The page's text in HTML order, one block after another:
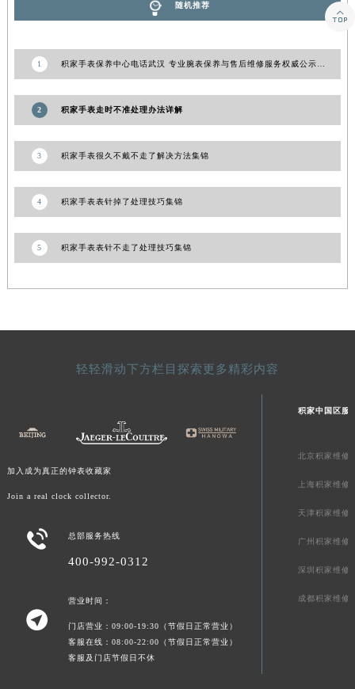
随机推荐
1 积家手表保养中心电话武汉 专业腕表保养与售后维修服务权威公示（2026年8月最新）
2 积家手表走时不准处理办法详解
3 积家手表很久不戴不走了解决方法集锦
4 积家手表表针掉了处理技巧集锦
5 积家手表表针不走了处理技巧集锦
轻轻滑动下方栏目探索更多精彩内容
加入成为真正的钟表收藏家
Join a real clock collector.
 总部服务热线
400-992-0312

营业时间：
门店营业：09:00-19:30（节假日正常营业）
客服在线：08:00-22:00（节假日正常营业）
客服及门店节假日不休
积家中国区服
北京积家维修
上海积家维修
天津积家维修
广州积家维修
深圳积家维修
成都积家维修
